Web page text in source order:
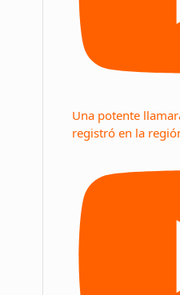
Una potente
registró en la